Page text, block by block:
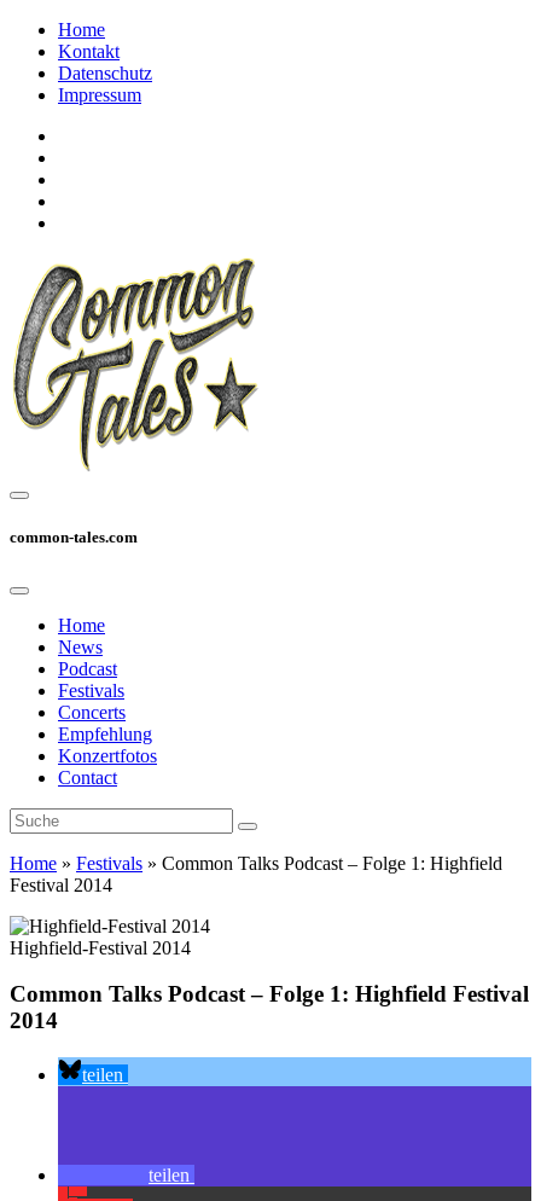
Home
Kontakt
Datenschutz
Impressum
common-tales.com
Home
News
Podcast
Festivals
Concerts
Empfehlung
Konzertfotos
Contact
Home » Festivals » Common Talks Podcast – Folge 1: Highfield
Festival 2014
Highfield-Festival 2014
Common Talks Podcast – Folge 1: Highfield Festival
2014
teilen
teilen